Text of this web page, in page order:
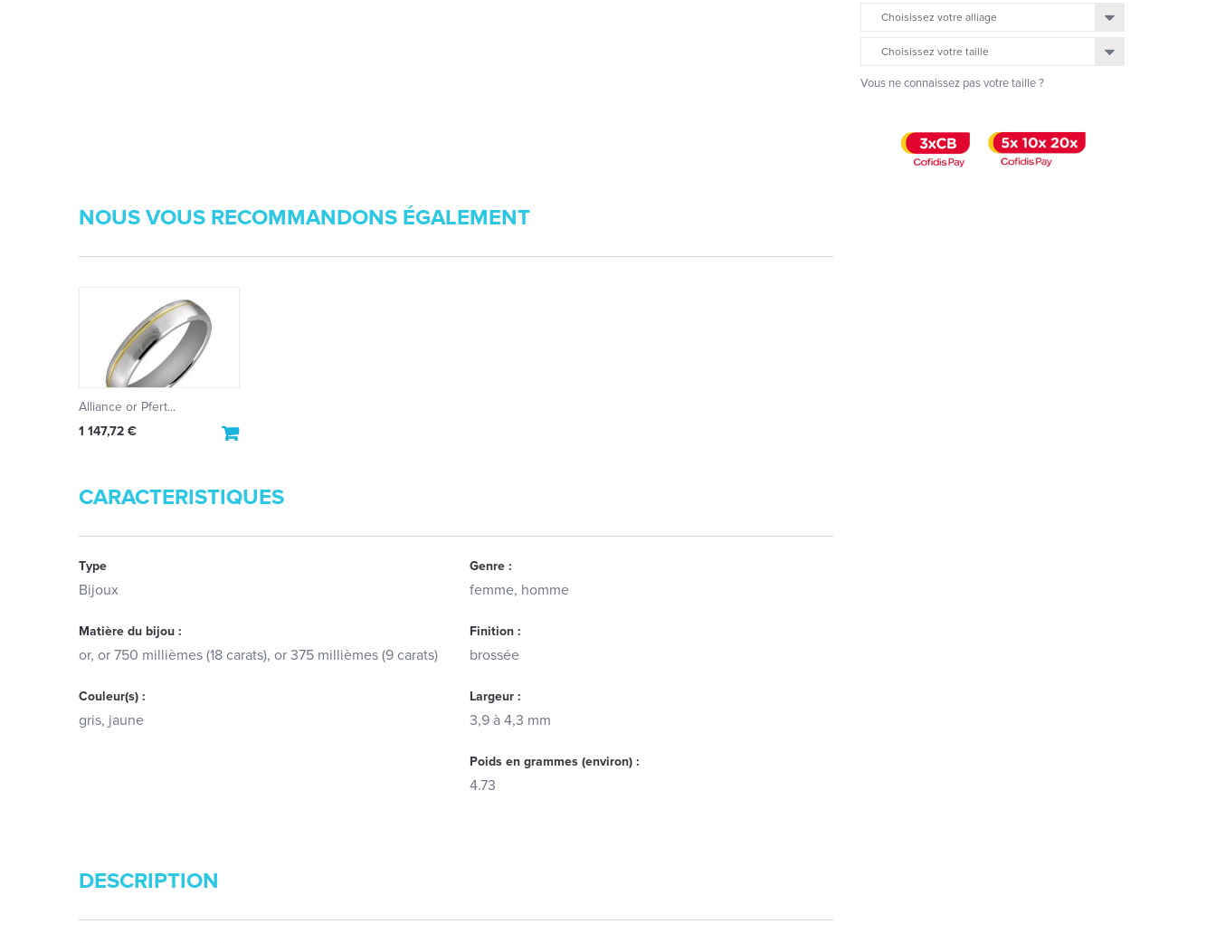
Choisissez votre alliage
Choisissez votre taille
Vous ne connaissez pas votre taille ?
NOUS VOUS RECOMMANDONS ÉGALEMENT
Alliance or Pfert...
1 147,72 €
CARACTERISTIQUES
Type
Bijoux
Genre :
femme, homme
Matière du bijou :
or, or 750 millièmes (18 carats), or 375 millièmes (9 carats)
Finition :
brossée
Couleur(s) :
gris, jaune
Largeur :
3,9 à 4,3 mm
Poids en grammes (environ) :
4.73
DESCRIPTION